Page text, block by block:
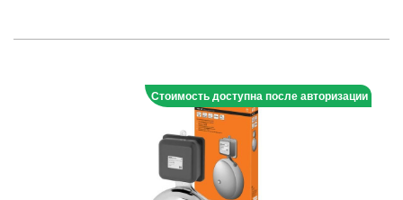
Стоимость доступна после авторизации